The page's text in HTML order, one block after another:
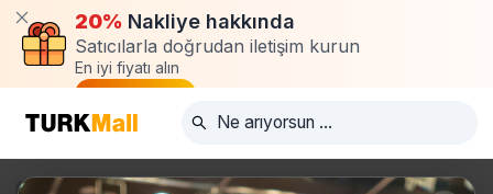
20% Nakliye hakkında
Satıcılarla doğrudan iletişim kurun
En iyi fiyatı alın
Talep oluştur